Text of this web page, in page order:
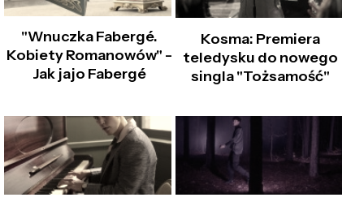
"Wnuczka Fabergé.
Kobiety Romanowów" –
Jak jajo Fabergé
Kosma: Premiera
teledysku do nowego
singla "Tożsamość"